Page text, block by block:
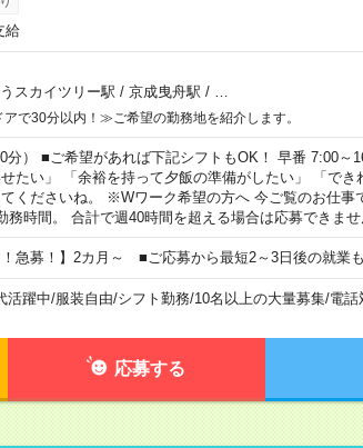
給
スカイツリー駅 / 京成曳舟駅 /
で30分以内！≫ご希望の勤務地を紹介します。
分） ■ご希望があれば下記シフトもOK！ 早番 7:00～
せたい」 「余裕を持って夕飯の準備がしたい」 「でき
くださいね。 ※Wワーク希望の方へ 今ご覧のお仕事
務時間。 合計で週40時間を超える場合は応募できませ
！急募！】2カ月～ ■ご応募から最短2～3日後の就業
活躍中/服装自由/シフト勤務/10名以上の大量募集/電話
応募する